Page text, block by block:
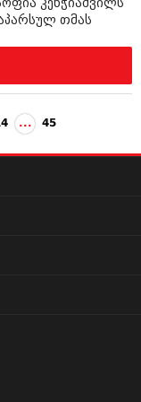
თმას
... 45